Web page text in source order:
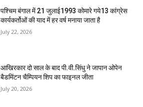
पश्चिम बंगाल में 21 जुलाई1993 कोमारे गये13 कांग्रेस
कार्यकर्तोओं की याद में हर वर्ष मनाया जाता है
July 22, 2026
आखिरकार दो साल के बाद पी.वी.सिंधु ने जापान ओपेन
बैडमिंटन चैम्पियन शिप का फाइनल जीता
July 20, 2026